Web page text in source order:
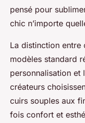
pensé pour
chic n’importe
La distinction entre
modèles standard
personnalisation et
créateurs
cuirs souples aux
fois confort et